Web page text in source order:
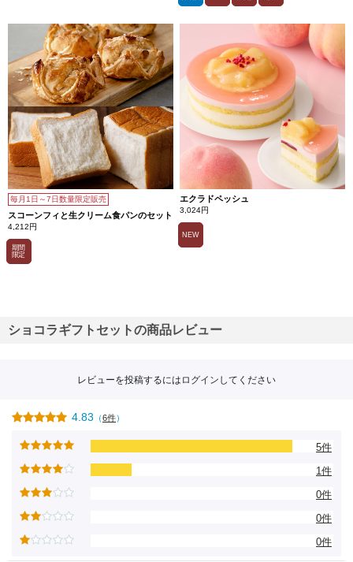
毎月1日～7日数量限定販売
スコーンフィと生クリーム食パンのセット
4,212円
期間
限定
エクラドペッシュ
3,024円
NEW
ショコラギフトセットの商品レビュー
レビューを投稿するには ログイン してください
4.83 （6件）
5件
1件
0件
0件
0件